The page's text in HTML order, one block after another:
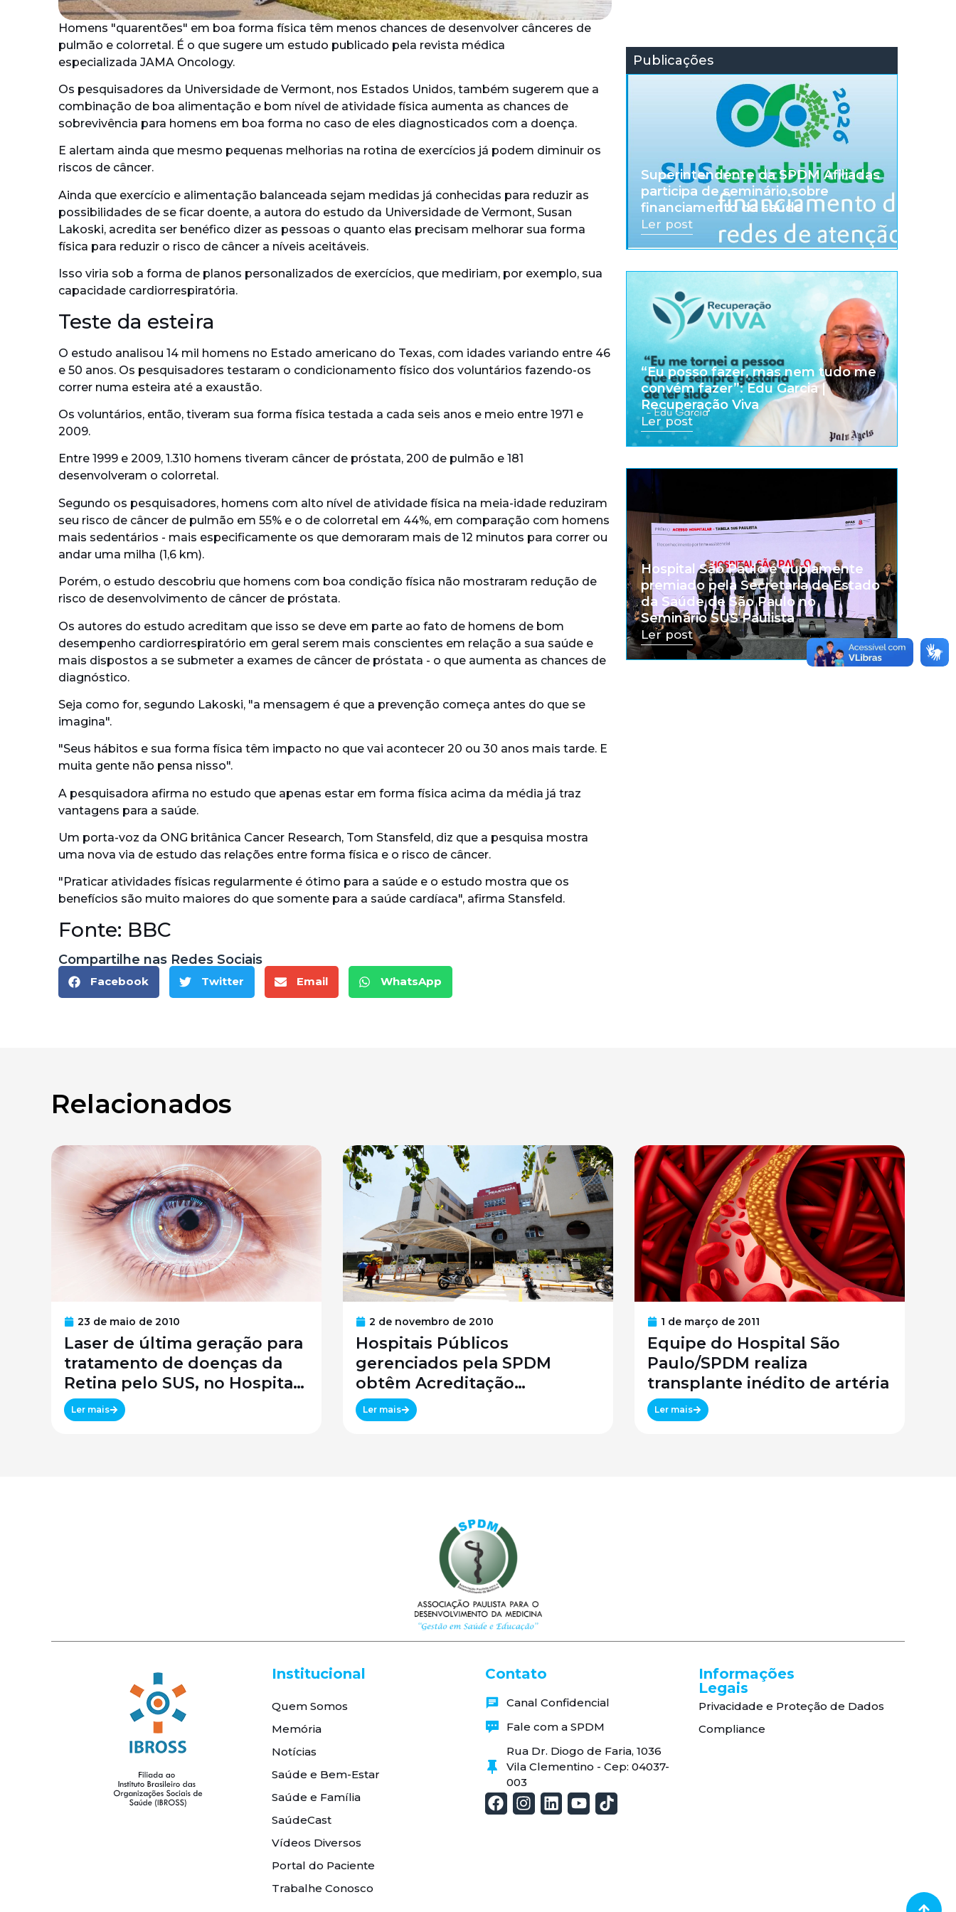
Homens "quarentões" em boa forma física têm menos chances de desenvolver cânceres de
pulmão e colorretal. É o que sugere um estudo publicado pela revista médica
especializada JAMA Oncology.
Os pesquisadores da Universidade de Vermont, nos Estados Unidos, também sugerem que a
combinação de boa alimentação e bom nível de atividade física aumenta as chances de
sobrevivência para homens em boa forma no caso de eles diagnosticados com a doença.
E alertam ainda que mesmo pequenas melhorias na rotina de exercícios já podem diminuir os
riscos de câncer.
Ainda que exercício e alimentação balanceada sejam medidas já conhecidas para reduzir as
possibilidades de se ficar doente, a autora do estudo da Universidade de Vermont, Susan
Lakoski, acredita ser benéfico dizer as pessoas o quanto elas precisam melhorar sua forma
física para reduzir o risco de câncer a níveis aceitáveis.
Isso viria sob a forma de planos personalizados de exercícios, que mediriam, por exemplo, sua
capacidade cardiorrespiratória.
Teste da esteira
O estudo analisou 14 mil homens no Estado americano do Texas, com idades variando entre 46
e 50 anos. Os pesquisadores testaram o condicionamento físico dos voluntários fazendo-os
correr numa esteira até a exaustão.
Os voluntários, então, tiveram sua forma física testada a cada seis anos e meio entre 1971 e
2009.
Entre 1999 e 2009, 1.310 homens tiveram câncer de próstata, 200 de pulmão e 181
desenvolveram o colorretal.
Segundo os pesquisadores, homens com alto nível de atividade física na meia-idade reduziram
seu risco de câncer de pulmão em 55% e o de colorretal em 44%, em comparação com homens
mais sedentários - mais especificamente os que demoraram mais de 12 minutos para correr ou
andar uma milha (1,6 km).
Porém, o estudo descobriu que homens com boa condição física não mostraram redução de
risco de desenvolvimento de câncer de próstata.
Os autores do estudo acreditam que isso se deve em parte ao fato de homens de bom
desempenho cardiorrespiratório em geral serem mais conscientes em relação a sua saúde e
mais dispostos a se submeter a exames de câncer de próstata - o que aumenta as chances de
diagnóstico.
Seja como for, segundo Lakoski, "a mensagem é que a prevenção começa antes do que se
imagina".
"Seus hábitos e sua forma física têm impacto no que vai acontecer 20 ou 30 anos mais tarde. E
muita gente não pensa nisso".
A pesquisadora afirma no estudo que apenas estar em forma física acima da média já traz
vantagens para a saúde.
Um porta-voz da ONG britânica Cancer Research, Tom Stansfeld, diz que a pesquisa mostra
uma nova via de estudo das relações entre forma física e o risco de câncer.
"Praticar atividades físicas regularmente é ótimo para a saúde e o estudo mostra que os
benefícios são muito maiores do que somente para a saúde cardíaca", afirma Stansfeld.
Fonte: BBC
Compartilhe nas Redes Sociais
Facebook Twitter Email WhatsApp
Publicações
Superintendente da SPDM Afiliadas
participa de seminário sobre
financiamento da saúde
Ler post
“Eu posso fazer, mas nem tudo me
convém fazer”: Edu Garcia |
Recuperação Viva
Ler post
Hospital São Paulo é duplamente
premiado pela Secretaria de Estado
da Saúde de São Paulo no
Seminário SUS Paulista
Ler post
Relacionados
23 de maio de 2010
Laser de última geração para
tratamento de doenças da
Retina pelo SUS, no Hospital
São Paulo / SPDM / UNIFESP
Ler mais
2 de novembro de 2010
Hospitais Públicos
gerenciados pela SPDM
obtêm Acreditação
Canadense
Ler mais
1 de março de 2011
Equipe do Hospital São
Paulo/SPDM realiza
transplante inédito de artéria
Ler mais
Institucional
Quem Somos
Memória
Notícias
Saúde e Bem-Estar
Saúde e Família
SaúdeCast
Vídeos Diversos
Portal do Paciente
Trabalhe Conosco
Contato
Canal Confidencial
Fale com a SPDM
Rua Dr. Diogo de Faria, 1036
Vila Clementino - Cep: 04037-
003
Informações
Legais
Privacidade e Proteção de Dados
Compliance